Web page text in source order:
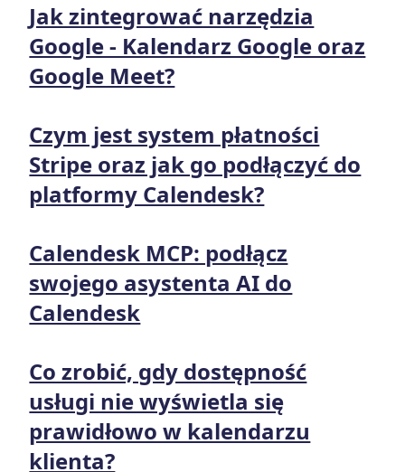
Jak zintegrować narzędzia
Google - Kalendarz Google oraz
Google Meet?
Czym jest system płatności
Stripe oraz jak go podłączyć do
platformy Calendesk?
Calendesk MCP: podłącz
swojego asystenta AI do
Calendesk
Co zrobić, gdy dostępność
usługi nie wyświetla się
prawidłowo w kalendarzu
klienta?